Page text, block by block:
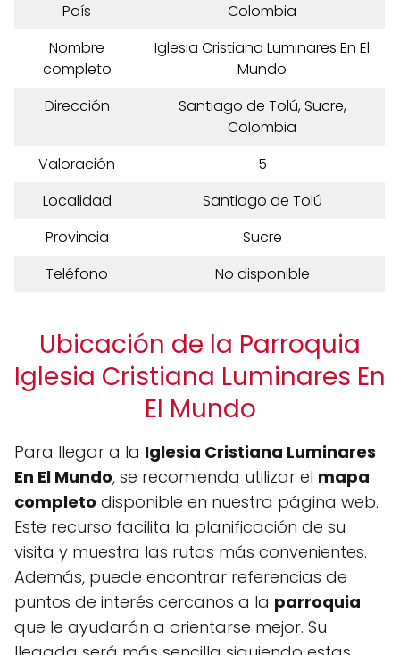
País
Colombia
Nombre
completo
Iglesia Cristiana Luminares En El
Mundo
Dirección
Santiago de Tolú, Sucre,
Colombia
Valoración
5
Localidad
Santiago de Tolú
Provincia
Sucre
Teléfono
No disponible
Ubicación de la Parroquia
Iglesia Cristiana Luminares En
El Mundo
Para llegar a la Iglesia Cristiana Luminares
En El Mundo, se recomienda utilizar el mapa
completo disponible en nuestra página web.
Este recurso facilita la planificación de su
visita y muestra las rutas más convenientes.
Además, puede encontrar referencias de
puntos de interés cercanos a la parroquia
que le ayudarán a orientarse mejor. Su